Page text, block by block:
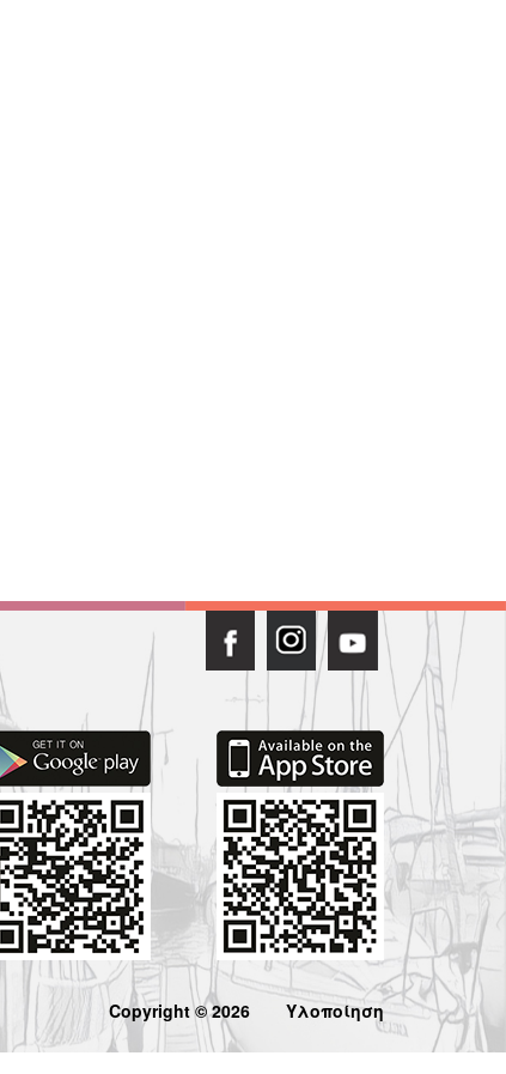
Copyright © 2026 Υλοποίηση